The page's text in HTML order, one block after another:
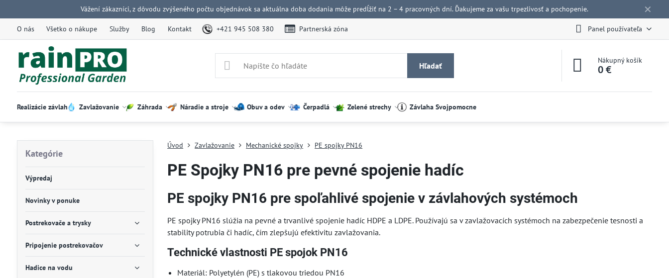
✕
Vážení zákazníci, z dôvodu zvýšeného počtu objednávok sa aktuálna doba dodania môže predĺžiť na 2 – 4 pracovných dní. Ďakujeme za vašu trpezlivosť a pochopenie.
O nás Všetko o nákupe Služby Blog Kontakt +421 945 508 380 Partnerská zóna Panel používateľa
Hľadať
Nákupný košík
0 €
Realizácie závlah Zavlažovanie Záhrada Náradie a stroje Obuv a odev Čerpadlá Zelené strechy Závlaha Svojpomocne
Úvod Zavlažovanie Mechanické spojky PE spojky PN16
PE Spojky PN16 pre pevné spojenie hadíc
PE spojky PN16 pre spoľahlivé spojenie v závlahových systémoch
PE spojky PN16 slúžia na pevné a trvanlivé spojenie hadíc HDPE a LDPE. Používajú sa v zavlažovacích systémoch na zabezpečenie tesnosti a
stability potrubia či hadíc, čím zlepšujú efektivitu zavlažovania.
Technické vlastnosti PE spojok PN16
Materiál: Polyetylén (PE) s tlakovou triedou PN16
Kategórie
Výpredaj
Novinky v ponuke
Postrekovače a trysky
Pripojenie postrekovačov
Hadice na vodu